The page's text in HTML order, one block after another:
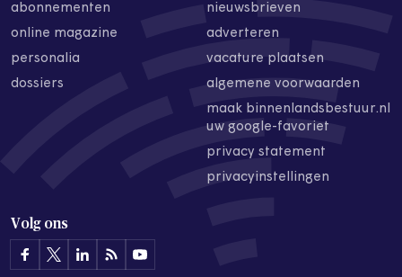
abonnementen
online magazine
personalia
dossiers
nieuwsbrieven
adverteren
vacature plaatsen
algemene voorwaarden
maak binnenlandsbestuur.nl
uw google-favoriet
privacy statement
privacyinstellingen
Volg ons